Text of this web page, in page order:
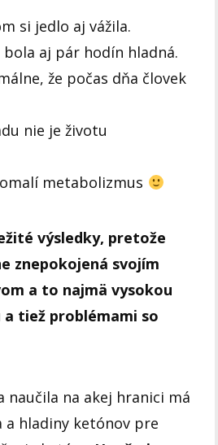
si jedlo aj vážila.
aj pár hodín hladná.
že počas dňa človek
nie je životu
metabolizmus
výsledky, pretože
znepokojená svojím
a to najmä vysokou
tiež problémami so
naučila na akej hranici má
a hladiny ketónov pre